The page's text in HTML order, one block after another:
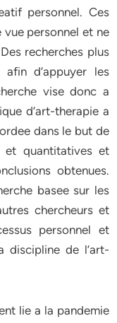
personnel. Ces
personnel et ne
recherches plus
afin d’appuyer les
vise donc a
d’art-therapie a
dans le but de
et quantitatives et
obtenues.
basee sur les
chercheurs et
personnel et
discipline de l’art-
lie a la pandemie